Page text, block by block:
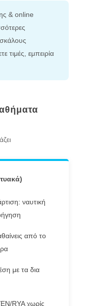
& online
τιμές, εμπειρία
ναυτική
από το
με τα δια
RYA χωρίς